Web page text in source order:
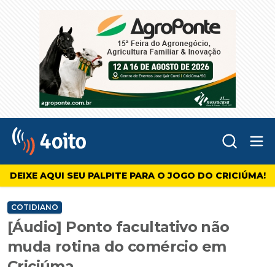
4oito
DEIXE AQUI SEU PALPITE PARA O JOGO DO CRICIÚMA!
COTIDIANO
[Áudio] Ponto facultativo não
muda rotina do comércio em